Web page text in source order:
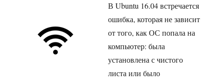
В Ubuntu 16.04 встречается
ошибка, которая не зависит
от того, как ОС попала на
компьютер: была
установлена с чистого
листа или было